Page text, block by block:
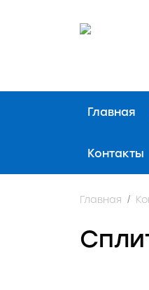
Главная
Контакты
Главная